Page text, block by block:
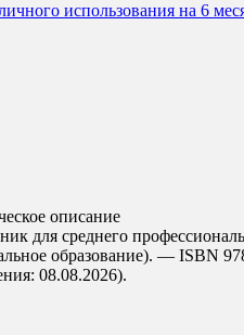
использования на 6
описание
для среднего
образование). — ISBN
08.08.2026).